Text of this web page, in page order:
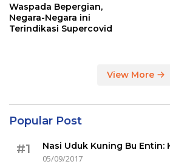
Waspada Bepergian,
Negara-Negara ini
Terindikasi Supercovid
View More
Popular Post
#1
Nasi Uduk Kuning Bu Entin:
05/09/2017